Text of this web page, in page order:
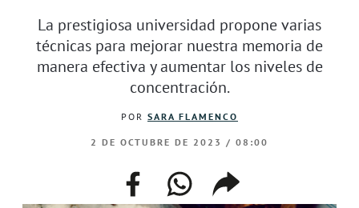
La prestigiosa universidad propone varias
técnicas para mejorar nuestra memoria de
manera efectiva y aumentar los niveles de
concentración.
POR SARA FLAMENCO
2 DE OCTUBRE DE 2023 / 08:00
facebookwhatsappcompartir
enlace